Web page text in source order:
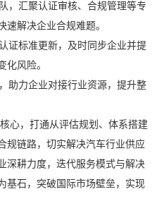
汇聚认证审核、合规管理等专
解决企业合规难题。
标准更新，及时同步企业并提
风险。
力企业对接行业资源，提升整
，打通从评估规划、体系搭建
规链路，切实解决汽车行业供应
深耕力度，迭代服务模式与解决
基石，突破国际市场壁垒，实现